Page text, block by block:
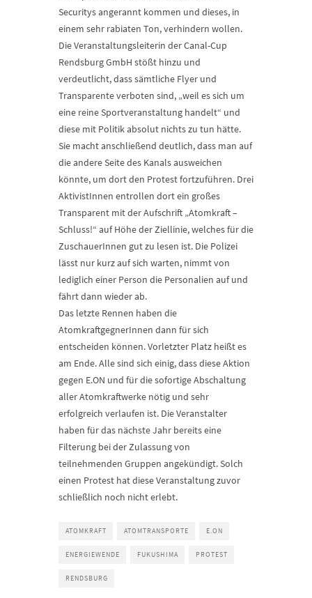
Securitys angerannt kommen und dieses, in
einem sehr rabiaten Ton, verhindern wollen.
Die Veranstaltungsleiterin der Canal-Cup
Rendsburg GmbH stößt hinzu und
verdeutlicht, dass sämtliche Flyer und
Transparente verboten sind, „weil es sich um
eine reine Sportveranstaltung handelt“ und
diese mit Politik absolut nichts zu tun hätte.
Sie macht anschließend deutlich, dass man auf
die andere Seite des Kanals ausweichen
könnte, um dort den Protest fortzuführen. Drei
AktivistInnen entrollen dort ein großes
Transparent mit der Aufschrift „Atomkraft –
Schluss!“ auf Höhe der Ziellinie, welches für die
ZuschauerInnen gut zu lesen ist. Die Polizei
lässt nur kurz auf sich warten, nimmt von
lediglich einer Person die Personalien auf und
fährt dann wieder ab.
Das letzte Rennen haben die
AtomkraftgegnerInnen dann für sich
entscheiden können. Vorletzter Platz heißt es
am Ende. Alle sind sich einig, dass diese Aktion
gegen E.ON und für die sofortige Abschaltung
aller Atomkraftwerke nötig und sehr
erfolgreich verlaufen ist. Die Veranstalter
haben für das nächste Jahr bereits eine
Filterung bei der Zulassung von
teilnehmenden Gruppen angekündigt. Solch
einen Protest hat diese Veranstaltung zuvor
schließlich noch nicht erlebt.
ATOMKRAFT ATOMTRANSPORTE E.ON
ENERGIEWENDE FUKUSHIMA PROTEST
RENDSBURG